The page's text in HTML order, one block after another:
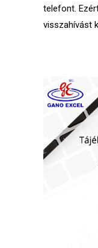
telefont.
visszahívást